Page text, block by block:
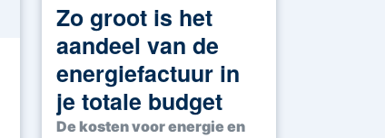
Zo groot is het
aandeel van de
energiefactuur in
je totale budget
De kosten voor energie en